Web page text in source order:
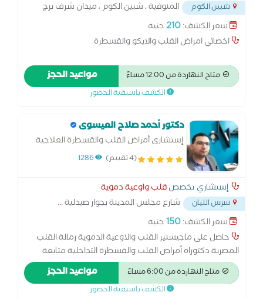
شبين الكوم
المنوفية ، شبين الكوم ، ميدان شرف برج
الكوثر...
سعر الكشف:210جنيه
اخصائي امراض القلب والايكو والقسطرة
متاح النهاردة من 12:00 مساءً مواعيد الحجز
الكشف باسبقية الحضور
دكتور أحمد صلاح العيسوى
إستشارى أمراض القلب والقسطرة العلاجية
وعلاج اضطراب كهرباء القلب
(4 تقييم) 1286
إستشاري تخصصقلب واوعية دموية
سرس الليان شارع مجلس المدينة بجوار صيدلية...
سعر الكشف:150جنيه
حاصل على ماجيستير القلب والاوعية الدموية زمالة القلب
المصرية دكتوراه أمراض القلب والقسطرة التداخلية متابعة
حالات إرتفاع ضغط الدم والسكر بالدم خبرة أكثر من 10 أعوام فى
قسطرة القلب العلاجية وتركيب منظمات القلب الدائمة
متاح النهاردة من 6:00 مساءً مواعيد الحجز
الكشف باسبقية الحضور